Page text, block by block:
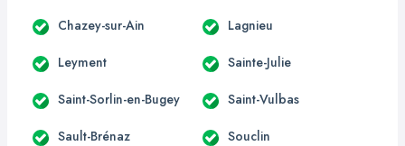
Chazey-sur-Ain Lagnieu
Leyment Sainte-Julie
Saint-Sorlin-en-Bugey Saint-Vulbas
Sault-Brénaz Souclin